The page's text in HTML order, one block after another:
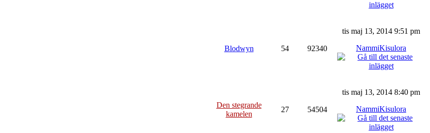
Blodwyn 54 92340
tis maj 13, 2014 9:51 pm
NammiKisulora
Den stegrande
kamelen
27 54504
tis maj 13, 2014 8:40 pm
NammiKisulora